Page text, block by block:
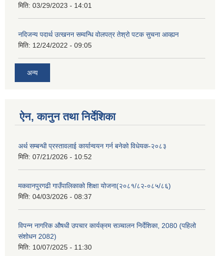
मिति: 03/29/2023 - 14:01
नदिजन्य पदार्थ उत्खनन सम्वन्धि वोलपत्र तेश्रो पटक सुचना आव्ह्यन
मिति: 12/24/2022 - 09:05
अन्य
ऐन, कानुन तथा निर्देशिका
अर्थ सम्बन्धी प्रस्तावलाई कार्यान्वयन गर्न बनेको विधेयक-२०८३
मिति: 07/21/2026 - 10:52
मकवानपुरगढी गाउँपालिकाको शिक्षा योजना(२०८१/८२-०८५/८६)
मिति: 04/03/2026 - 08:37
विपन्न नागरिक औषधी उपचार कार्यक्रम सञ्चालन निर्देशिका, 2080 (पहिलो
संशोधन 2082)
मिति: 10/07/2025 - 11:30